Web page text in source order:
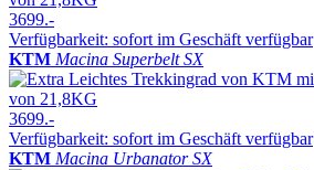
3699.-
Verfügbarkeit: sofort im Geschäft verfügbar
KTM Macina Superbelt SX
3699.-
Verfügbarkeit: sofort im Geschäft verfügbar
KTM Macina Urbanator SX